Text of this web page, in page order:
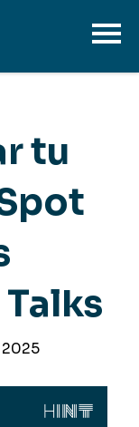
tu
2025